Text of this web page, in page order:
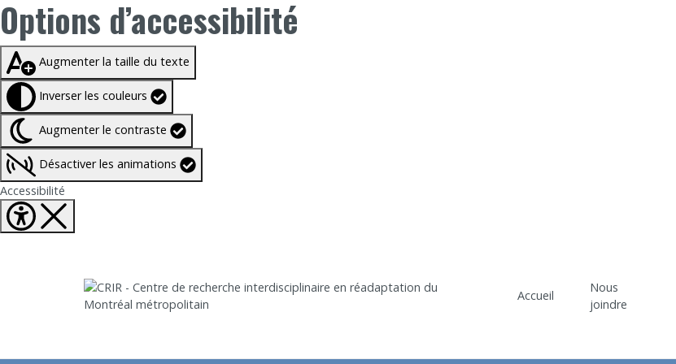
Options d’accessibilité
Taille du texte à100%
Augmenter la taille du texte
Inverser les couleurs
Augmenter le contraste
Désactiver les animations
Accessibilité
Accueil
Nous
joindre